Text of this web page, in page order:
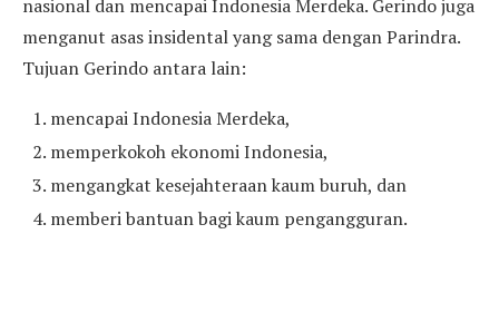
nasional dan mencapai Indonesia Merdeka. Gerindo juga
menganut asas insidental yang sama dengan Parindra.
Tujuan Gerindo antara lain:
mencapai Indonesia Merdeka,
memperkokoh ekonomi Indonesia,
mengangkat kesejahteraan kaum buruh, dan
memberi bantuan bagi kaum pengangguran.